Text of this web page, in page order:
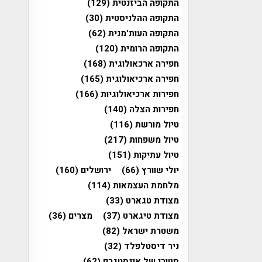
התקופה הביזנטית(129)
התקופה ההלניסטית(30)
התקופה העות'מנית(62)
התקופה הרומית(120)
חפירה ארכאולוגית(168)
חפירה ארכיאולוגית(165)
חפירות ארכיאולוגיות(166)
חפירות הצלה (140)
טיול מורשת(116)
טיול משפחות(217)
טיול עתיקות(151)
יולי שוורץ(66) ירושלים (160)
מלחמת העצמאות(114)
מצודת טגארט (33)
מצודת טיגארט (37) מצרים (36)
משטרת ישראל (82)
ניר דיסטלפלד (32)